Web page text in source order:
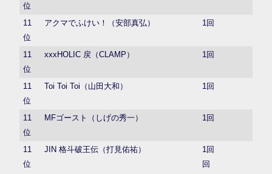
位
11
位
アクマでふけい！（安部真弘） 1回
11
位
xxxHOLIC 戻（CLAMP） 1回
11
位
Toi Toi Toi（山田大和） 1回
11
位
MFゴースト（しげの秀一） 1回
11
位
JIN 格斗破王伝（打見佑祐）
1回
回